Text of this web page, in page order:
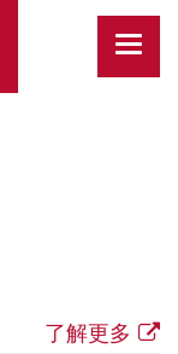
菜
了解更多